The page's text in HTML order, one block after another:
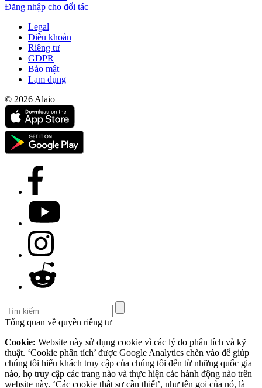
Đăng nhập cho đối tác
Legal
Điều khoản
Riêng tư
GDPR
Bảo mật
Lạm dụng
© 2026 Alaio
Tổng quan về quyền riêng tư
Cookie: Website này sử dụng cookie vì các lý do phân tích và kỹ
thuật. ‘Cookie phân tích’ được Google Analytics chèn vào để giúp
chúng tôi hiểu khách truy cập của chúng tôi đến từ những quốc gia
nào, họ truy cập các trang nào và thực hiện các hành động nào trên
website này. ‘Các cookie thật sự cần thiết’, như tên gọi của nó, là